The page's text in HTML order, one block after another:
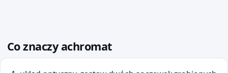
Co znaczy achromat